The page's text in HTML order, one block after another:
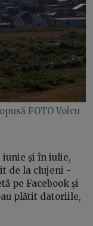
FOTO Voicu
iunie și în iulie,
de la clujeni -
pe Facebook și
plătit datoriile,